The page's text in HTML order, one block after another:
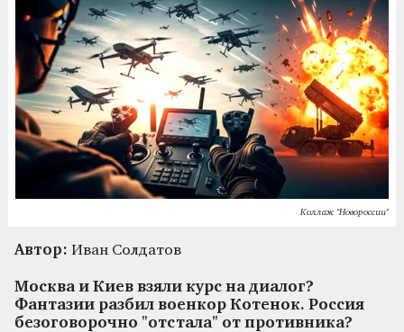
Коллаж "Новороссии"
Автор: Иван Солдатов
Москва и Киев взяли курс на диалог?
Фантазии разбил военкор Котенок. Россия
безоговорочно "отстала" от противника?